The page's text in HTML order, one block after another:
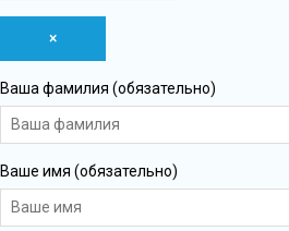
×
Ваша фамилия (обязательно)
Ваше имя (обязательно)